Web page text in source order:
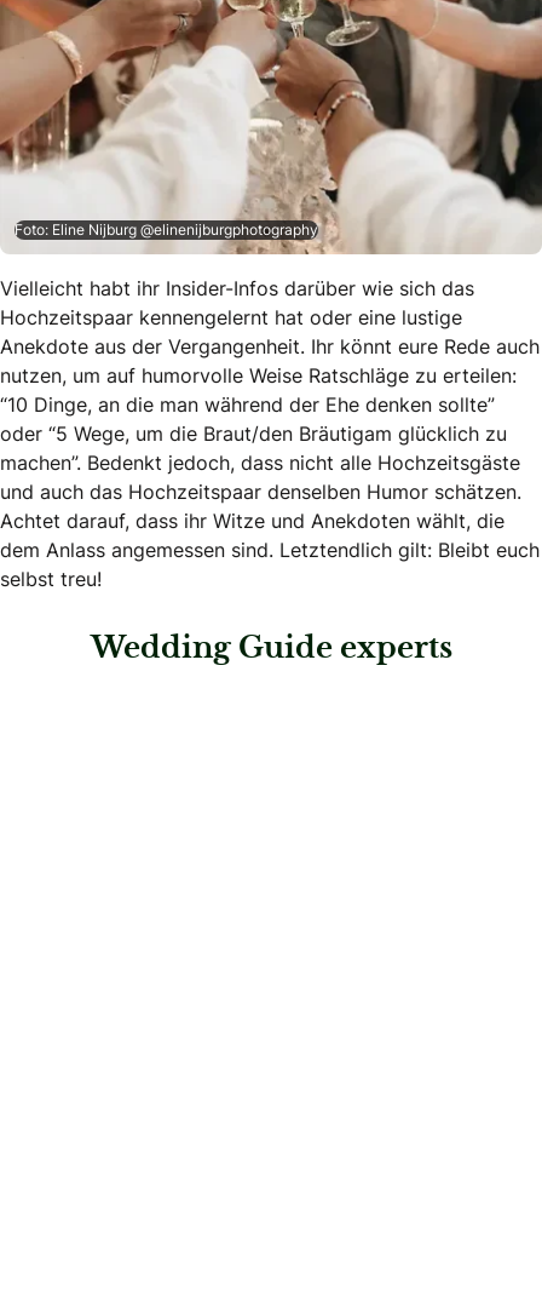
Foto: Eline Nijburg @elinenijburgphotography
Vielleicht habt ihr Insider-Infos darüber wie sich das
Hochzeitspaar kennengelernt hat oder eine lustige
Anekdote aus der Vergangenheit. Ihr könnt eure Rede auch
nutzen, um auf humorvolle Weise Ratschläge zu erteilen:
“10 Dinge, an die man während der Ehe denken sollte”
oder “5 Wege, um die Braut/den Bräutigam glücklich zu
machen”. Bedenkt jedoch, dass nicht alle Hochzeitsgäste
und auch das Hochzeitspaar denselben Humor schätzen.
Achtet darauf, dass ihr Witze und Anekdoten wählt, die
dem Anlass angemessen sind. Letztendlich gilt: Bleibt euch
selbst treu!
Wedding Guide experts